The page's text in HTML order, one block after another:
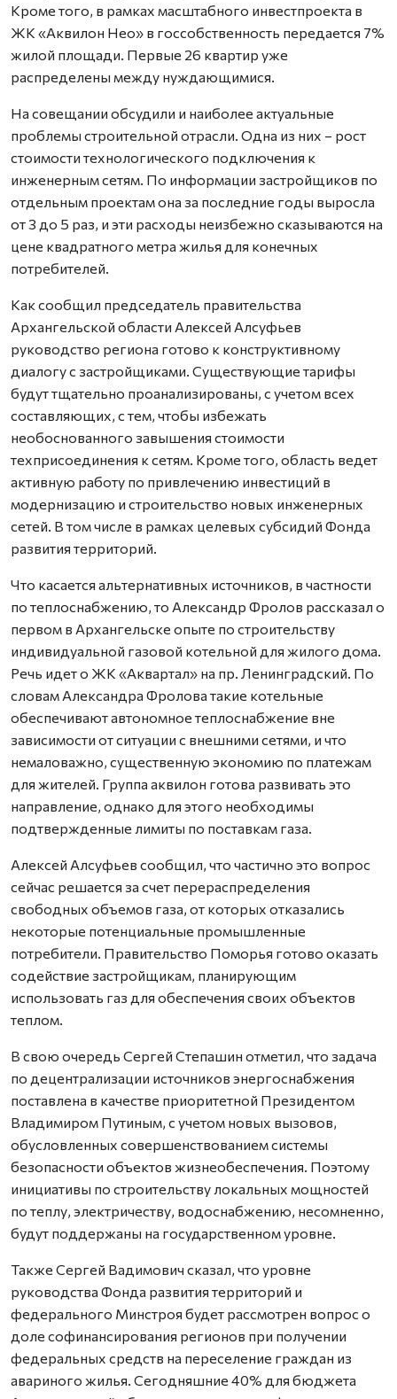
Кроме того, в рамках масштабного инвестпроекта в
ЖК «Аквилон Нео» в госсобственность передается 7%
жилой площади. Первые 26 квартир уже
распределены между нуждающимися.
На совещании обсудили и наиболее актуальные
проблемы строительной отрасли. Одна из них – рост
стоимости технологического подключения к
инженерным сетям. По информации застройщиков по
отдельным проектам она за последние годы выросла
от 3 до 5 раз, и эти расходы неизбежно сказываются на
цене квадратного метра жилья для конечных
потребителей.
Как сообщил председатель правительства
Архангельской области Алексей Алсуфьев
руководство региона готово к конструктивному
диалогу с застройщиками. Существующие тарифы
будут тщательно проанализированы, с учетом всех
составляющих, с тем, чтобы избежать
необоснованного завышения стоимости
техприсоединения к сетям. Кроме того, область ведет
активную работу по привлечению инвестиций в
модернизацию и строительство новых инженерных
сетей. В том числе в рамках целевых субсидий Фонда
развития территорий.
Что касается альтернативных источников, в частности
по теплоснабжению, то Александр Фролов рассказал о
первом в Архангельске опыте по строительству
индивидуальной газовой котельной для жилого дома.
Речь идет о ЖК «Аквартал» на пр. Ленинградский. По
словам Александра Фролова такие котельные
обеспечивают автономное теплоснабжение вне
зависимости от ситуации с внешними сетями, и что
немаловажно, существенную экономию по платежам
для жителей. Группа аквилон готова развивать это
направление, однако для этого необходимы
подтвержденные лимиты по поставкам газа.
Алексей Алсуфьев сообщил, что частично это вопрос
сейчас решается за счет перераспределения
свободных объемов газа, от которых отказались
некоторые потенциальные промышленные
потребители. Правительство Поморья готово оказать
содействие застройщикам, планирующим
использовать газ для обеспечения своих объектов
теплом.
В свою очередь Сергей Степашин отметил, что задача
по децентрализации источников энергоснабжения
поставлена в качестве приоритетной Президентом
Владимиром Путиным, с учетом новых вызовов,
обусловленных совершенствованием системы
безопасности объектов жизнеобеспечения. Поэтому
инициативы по строительству локальных мощностей
по теплу, электричеству, водоснабжению, несомненно,
будут поддержаны на государственном уровне.
Также Сергей Вадимович сказал, что уровне
руководства Фонда развития территорий и
федерального Минстроя будет рассмотрен вопрос о
доле софинансирования регионов при получении
федеральных средств на переселение граждан из
авариного жилья. Сегодняшние 40% для бюджета